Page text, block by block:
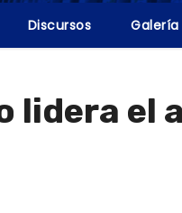
Discursos Galería
lidera el